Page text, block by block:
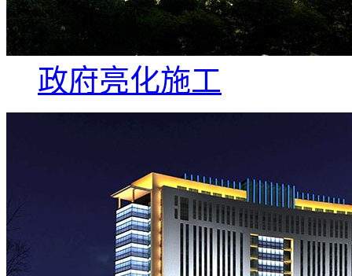
政府亮化施工